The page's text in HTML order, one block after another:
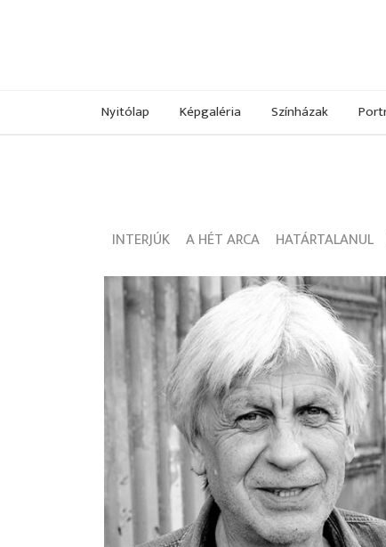
Nyitólap Képgaléria Színházak
INTERJÚK A HÉT ARCA HATÁRTALANUL